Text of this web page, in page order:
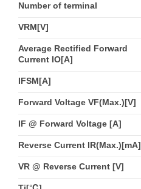
Number of terminal
VRM[V]
Average Rectified Forward
Current IO[A]
IFSM[A]
Forward Voltage VF(Max.)[V]
IF @ Forward Voltage [A]
Reverse Current IR(Max.)[mA]
VR @ Reverse Current [V]